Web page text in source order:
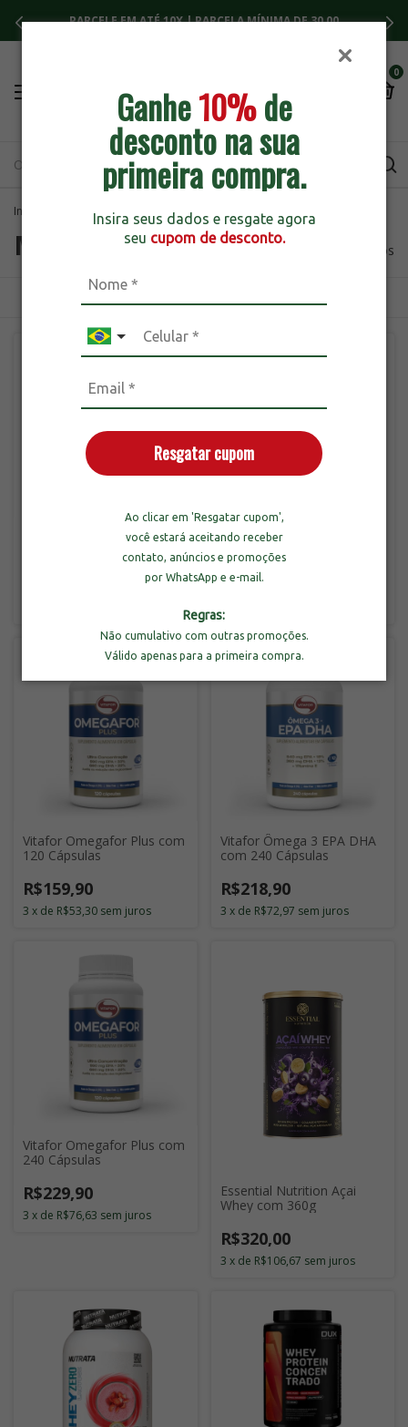
Ganhe10%de
desconto na sua
primeira compra.
Insira seus dados e resgate agora
seu cupom de desconto.
Resgatar cupom
Ao clicar em 'Resgatar cupom',
você estará aceitando receber
contato, anúncios e promoções
por WhatsApp e e-mail.
Regras:
Não cumulativo com outras promoções.
Válido apenas para a primeira compra.
PARCELE EM ATÉ 10X | PARCELA MÍNIMA DE 30,00
0
Início Marcas breadcrumbs.wesp
Marcas 282 produtos
Vitafor Coenzima Q10
200mg com 120 Cápsulas
Combo 3un de Omegafor
Plus com 120 Cápsulas
- 31%OFF
R$329,70
Vitafor Omegafor Plus com
120 Cápsulas
R$159,90
3 x de R$53,30 sem juros
Vitafor Ômega 3 EPA DHA
com 240 Cápsulas
R$218,90
3 x de R$72,97 sem juros
Vitafor Omegafor Plus com
240 Cápsulas
R$229,90
3 x de R$76,63 sem juros
Essential Nutrition Açai
Whey com 360g
R$320,00
3 x de R$106,67 sem juros